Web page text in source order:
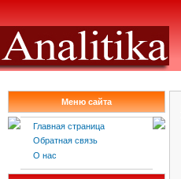
Меню сайта
Главная страница
Обратная связь
О нас